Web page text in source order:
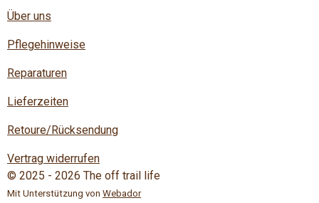
Über uns
Pflegehinweise
Reparaturen
Lieferzeiten
Retoure/Rücksendung
Vertrag widerrufen
© 2025 - 2026 The off trail life
Mit Unterstützung von Webador